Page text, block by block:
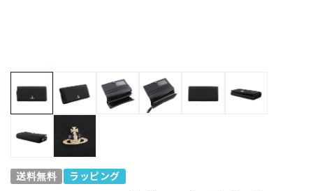
送料無料 ラッピング